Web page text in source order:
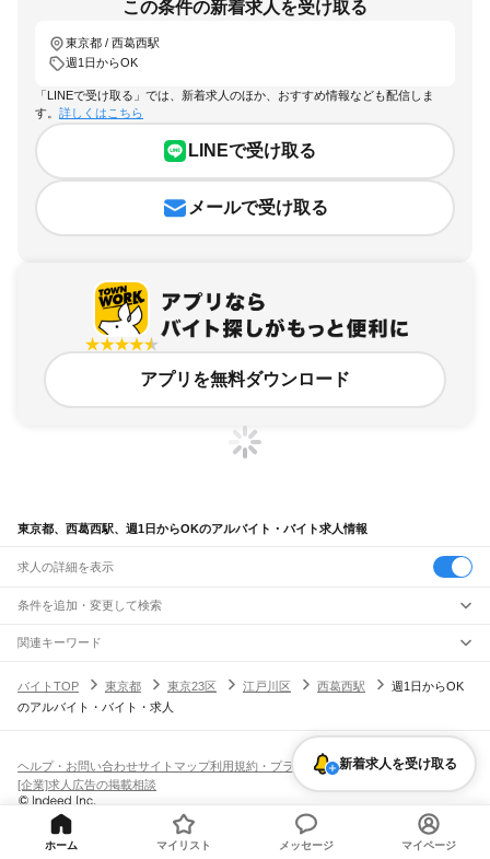
この条件の新着求人を受け取る
東京都 / 西葛西駅
週1日からOK
「LINEで受け取る」では、新着求人のほか、おすすめ情報なども配信しま
す。 詳しくはこちら
LINEで受け取る
メールで受け取る
アプリを無料ダウンロード
東京都、西葛西駅、週1日からOKのアルバイト・バイト求人情報
求人の詳細を表示
条件を追加・変更して検索
市区町村を追加・変更
東京都すべて
東京23区 すべて
荒川区板橋区
江戸川区
八王子市立川市武蔵野市 昭島市調布市町田市小金井市
東久留米市
多摩市 あきる野市 大島町利島村
新島村
三宅村御蔵島村 青ヶ島村小笠原村
駅を追加・変更
JR山手線
大崎駅五反田駅目黒駅恵比寿駅 代々木駅
高田馬場駅
上野駅御徒町駅 神田駅 新橋駅
高輪ゲートウェイ駅
品川駅
職種を追加・変更
飲食・フードサービスすべて
ホールスタッフキッチンスタッフ 皿洗い・洗い場精肉・鮮魚加工
パン屋（ベーカリー）
飲食店補助（開店・閉店準備）
飲食店（店長・マネージャー）
営業・販売
営業・販売
人気
日払いOK高校生歓迎
ピアスOK
オープニングスタッフ
留学生・外国人活躍中
勤務期間
雇用形態を追加・変更
アルバイト・パート
正社員
都道府県を変更
関連キーワード
バイトTOP
東京都 東京23区 江戸川区 西葛西駅
週1日からOK
のアルバイト・バイト・求人
新着求人を受け取る
ヘルプ・お問い合わせサイトマップ利用規約・プライバシーポリシー
[企業]求人広告の掲載相談
ホーム マイリスト メッセージ マイページ